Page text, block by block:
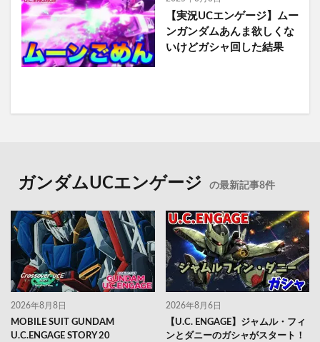
【実況UCエンゲージ】ムー
ンガンダムあんま欲しくな
いけどガシャ回した結果
ガンダムUCエンゲージ の最新記事8件
2026年8月8日
MOBILE SUIT GUNDAM
U.C.ENGAGE STORY 20
2026年8月6日
【U.C. ENGAGE】ジャムル・フィ
ンとダニーのガシャがスタート！